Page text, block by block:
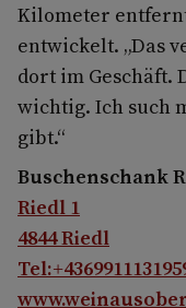
Kilometer
entwickelt. „Das
dort im Geschäft.
wichtig. Ich such
gibt.“
Buschenschank
Riedl 1
4844 Riedl